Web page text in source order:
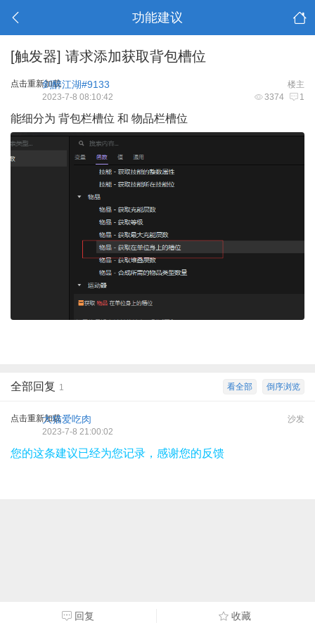
功能建议
[触发器] 请求添加获取背包槽位
点击重新加载 楼主
剑醉江湖#9133
3374 1
2023-7-8 08:10:42
能细分为 背包栏槽位 和 物品栏槽位
倒序浏览
看全部
全部回复 1
点击重新加载 沙发
大猫爱吃肉
2023-7-8 21:00:02
您的这条建议已经为您记录，感谢您的反馈
回复 收藏